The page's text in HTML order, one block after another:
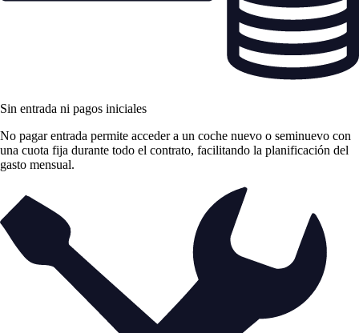
Sin entrada ni pagos iniciales
No pagar entrada permite acceder a un coche nuevo o seminuevo con
una cuota fija durante todo el contrato, facilitando la planificación del
gasto mensual.